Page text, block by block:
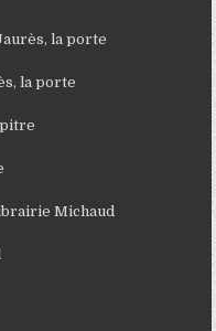
la porte
la porte
Michaud